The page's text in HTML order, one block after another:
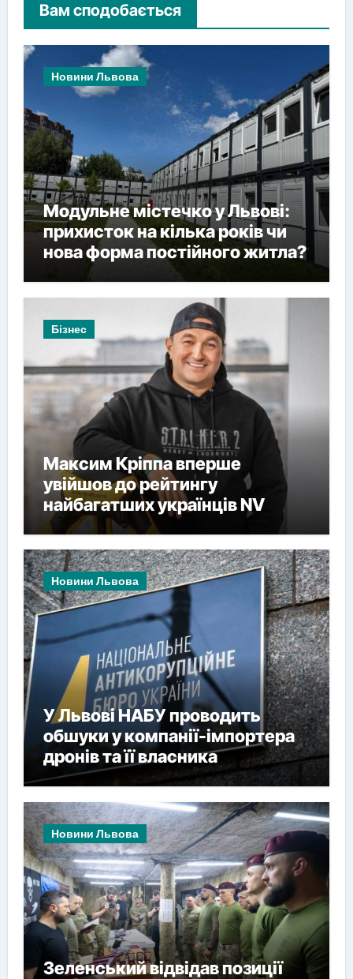
Вам сподобається
Новини Львова
Модульне містечко у Львові:
прихисток на кілька років чи
нова форма постійного житла?
Бізнес
Максим Кріппа вперше
увійшов до рейтингу
найбагатших українців NV
Новини Львова
У Львові НАБУ проводить
обшуки у компанії-імпортера
дронів та її власника
Новини Львова
Зеленський відвідав позиції